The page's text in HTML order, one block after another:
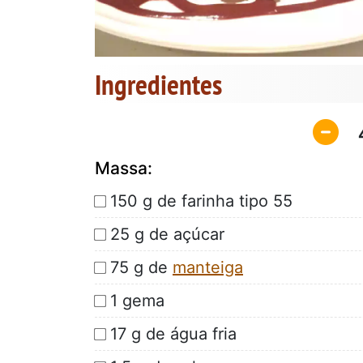
Ingredientes
Massa:
150 g de farinha tipo 55
25 g de açúcar
75 g de manteiga
1 gema
17 g de água fria